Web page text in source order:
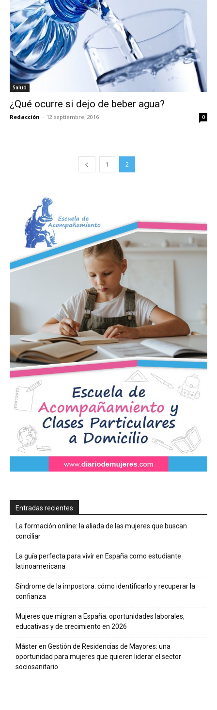
Salud
¿Qué ocurre si dejo de beber agua?
Redacción - 12 septiembre, 2016 0
1 2
Entradas recientes
La formación online: la aliada de las mujeres que buscan
conciliar
La guía perfecta para vivir en España como estudiante
latinoamericana
Síndrome de la impostora: cómo identificarlo y recuperar la
confianza
Mujeres que migran a España: oportunidades laborales,
educativas y de crecimiento en 2026
Máster en Gestión de Residencias de Mayores: una
oportunidad para mujeres que quieren liderar el sector
sociosanitario